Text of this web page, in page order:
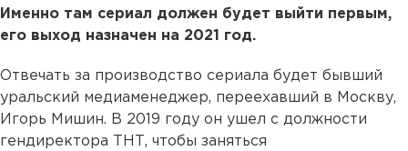
Именно там сериал должен будет выйти первым,
его выход назначен на 2021 год.
Отвечать за производство сериала будет бывший
уральский медиаменеджер, переехавший в Москву,
Игорь Мишин. В 2019 году он ушел с должности
гендиректора ТНТ, чтобы заняться